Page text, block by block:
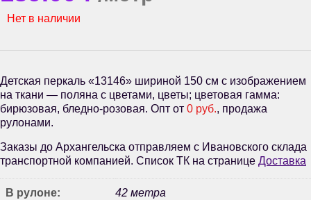
Нет в наличии
Детская перкаль «13146» шириной 150 см с изображением
на ткани — поляна с цветами, цветы; цветовая гамма:
бирюзовая, бледно-розовая. Опт от 0 руб., продажа
рулонами.
Заказы до Архангельска отправляем с Ивановского склада
транспортной компанией. Список ТК на странице Доставка
В рулоне: 42 метра